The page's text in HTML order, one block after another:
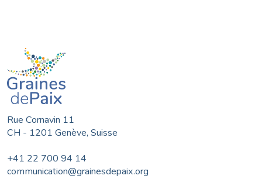
Rue Cornavin 11
CH - 1201 Genève, Suisse
+41 22 700 94 14
communication@grainesdepaix.org